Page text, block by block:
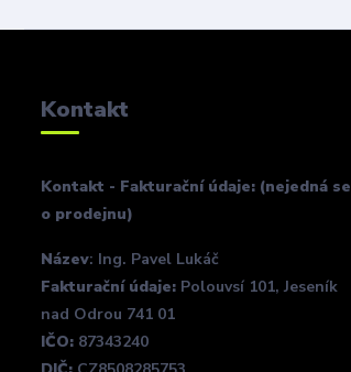
Kontakt
Kontakt - Fakturační údaje: (nejedná se
o prodejnu)
Název: Ing. Pavel Lukáč
Fakturační údaje: Polouvsí 101, Jeseník
nad Odrou 741 01
IČO: 87343240